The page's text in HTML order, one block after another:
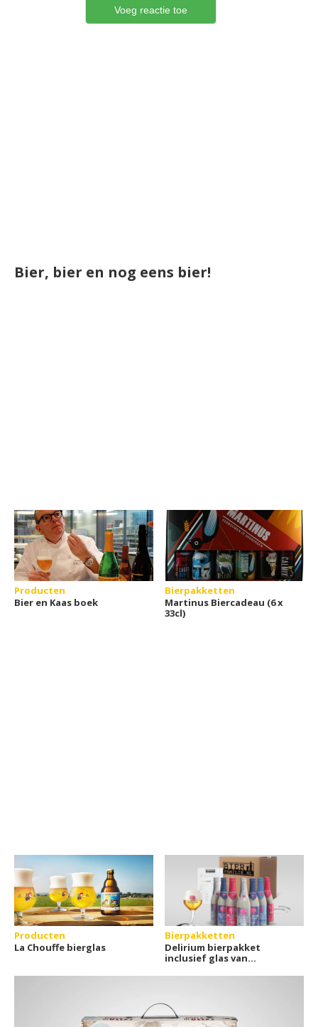
Bier, bier en nog eens bier!
Producten
Bier en Kaas boek
Bierpakketten
Martinus Biercadeau (6 x
33cl)
Producten
La Chouffe bierglas
Bierpakketten
Delirium bierpakket
inclusief glas van